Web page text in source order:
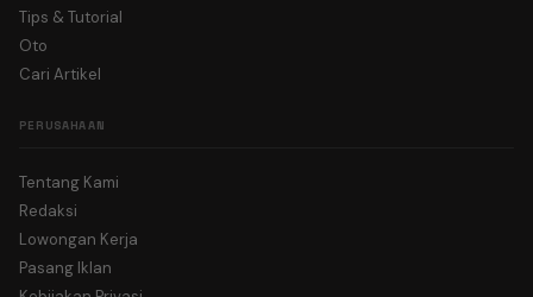
Tips & Tutorial
Oto
Cari Artikel
PERUSAHAAN
Tentang Kami
Redaksi
Lowongan Kerja
Pasang Iklan